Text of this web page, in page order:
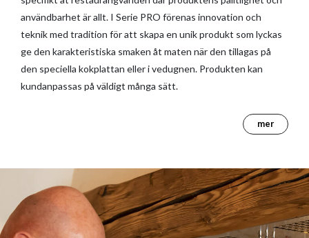
användbarhet är allt. I Serie PRO förenas innovation och
teknik med tradition för att skapa en unik produkt som lyckas
ge den karakteristiska smaken åt maten när den tillagas på
den speciella kokplattan eller i vedugnen. Produkten kan
kundanpassas på väldigt många sätt.
mer